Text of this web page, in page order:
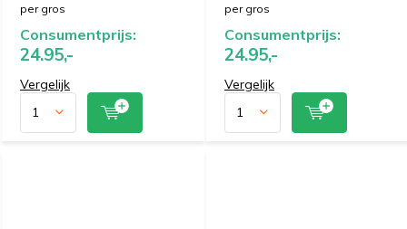
per gros
Consumentprijs:
24.95,-
Vergelijk
per gros
Consumentprijs:
24.95,-
Vergelijk